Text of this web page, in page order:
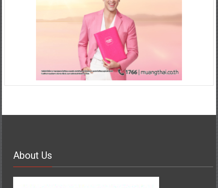
About Us